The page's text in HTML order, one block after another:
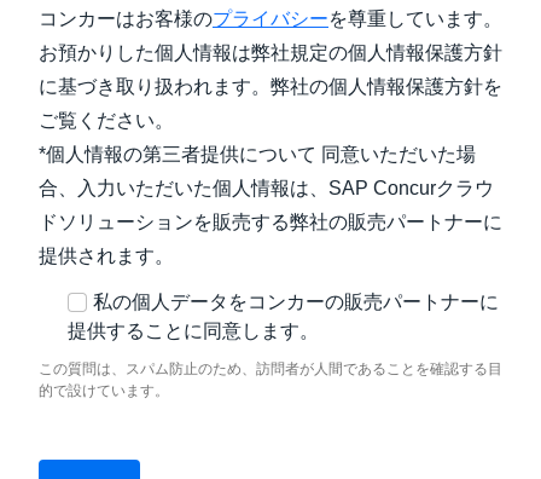
コンカーはお客様のプライバシーを尊重しています。
お預かりした個人情報は弊社規定の個人情報保護方針
に基づき取り扱われます。弊社の個人情報保護方針を
ご覧ください。
*個人情報の第三者提供について 同意いただいた場
合、入力いただいた個人情報は、SAP Concurクラウ
ドソリューションを販売する弊社の販売パートナーに
提供されます。
私の個人データをコンカーの販売パートナーに
提供することに同意します。
この質問は、スパム防止のため、訪問者が人間であることを確認する目
的で設けています。